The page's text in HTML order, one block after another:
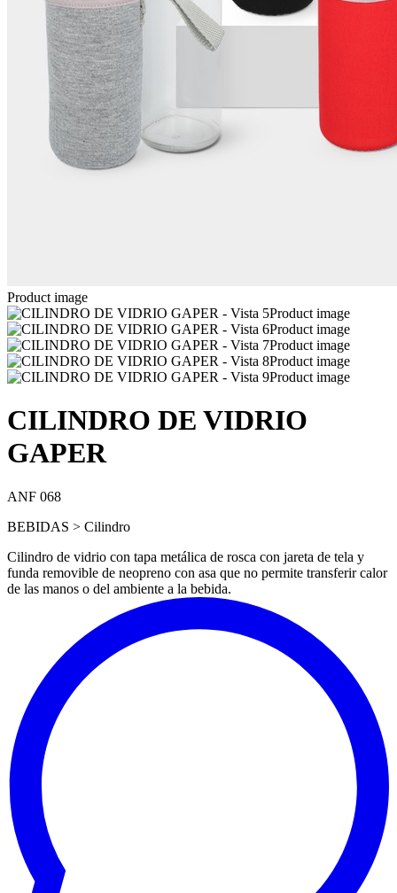
Product image
Product image
Product image
Product image
Product image
Product image
CILINDRO DE VIDRIO
GAPER
ANF 068
BEBIDAS > Cilindro
Cilindro de vidrio con tapa metálica de rosca con jareta de tela y
funda removible de neopreno con asa que no permite transferir calor
de las manos o del ambiente a la bebida.